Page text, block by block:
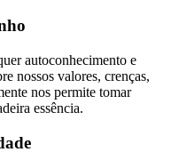
autoconhecimento e
nossos valores, crenças,
nos permite tomar
essência.